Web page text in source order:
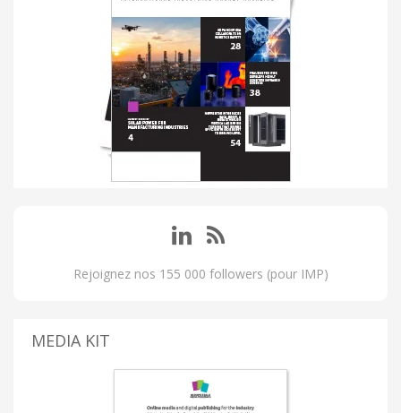
Rejoignez nos 155 000 followers (pour IMP)
MEDIA KIT